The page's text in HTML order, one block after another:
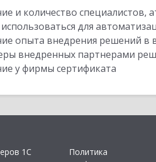
и количество специалистов,
для
опыта внедрения решений в
внедренных партнерами
у фирмы сертификата
1С
Политика